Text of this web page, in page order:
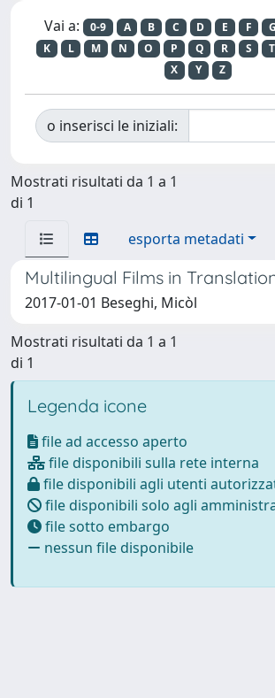
Vai a: 0-9 A B C D E F G
K
L M N O P Q R S T
X
Y Z
o inserisci le iniziali:
Mostrati risultati da 1 a 1
di 1
esporta metadati
Multilingual Films in
2017-01-01 Beseghi, Micòl
Mostrati risultati da 1 a 1
di 1
Legenda icone
file ad accesso aperto
file disponibili sulla rete interna
file disponibili agli utenti
file disponibili solo agli
file sotto embargo
nessun file disponibile